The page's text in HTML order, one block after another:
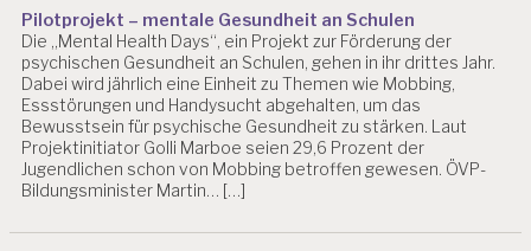
Pilotprojekt – mentale Gesundheit an Schulen
Die „Mental Health Days“, ein Projekt zur Förderung der
psychischen Gesundheit an Schulen, gehen in ihr drittes Jahr.
Dabei wird jährlich eine Einheit zu Themen wie Mobbing,
Essstörungen und Handysucht abgehalten, um das
Bewusstsein für psychische Gesundheit zu stärken. Laut
Projektinitiator Golli Marboe seien 29,6 Prozent der
Jugendlichen schon von Mobbing betroffen gewesen. ÖVP-
Bildungsminister Martin… […]